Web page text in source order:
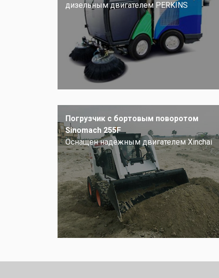
дизельным двигателем PERKINS
Погрузчик с бортовым поворотом
Sinomach 255F
Оснащен надежным двигателем Xinchai